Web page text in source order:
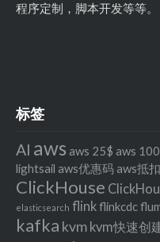
程序定制，脚本开发等等。
标签
AI aws aws 25$ aws
lightsail aws优惠码 aws抵
ClickHouse
elasticsearch flinkflinkcdc
kafka kvm kvm快速创